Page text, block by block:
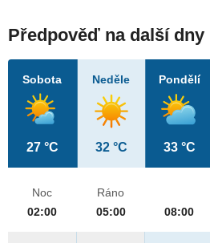
Předpověď na další dny
Sobota
27 °C
Neděle
32 °C
Pondělí
33 °C
Noc
02:00
Ráno
05:00
08:00